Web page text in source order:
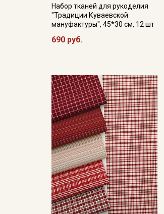
Набор тканей для рукоделия
"Традиции Куваевской
мануфактуры", 45*30 см, 12 шт
690 руб.